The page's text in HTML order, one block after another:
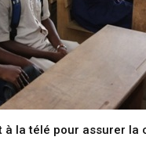
à la télé pour assurer la